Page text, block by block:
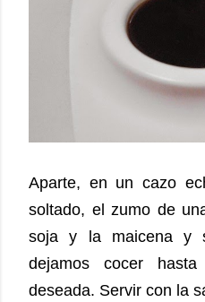
Aparte, en un cazo
soltado, el zumo de
soja y la maicena y
dejamos cocer
deseada. Servir con la